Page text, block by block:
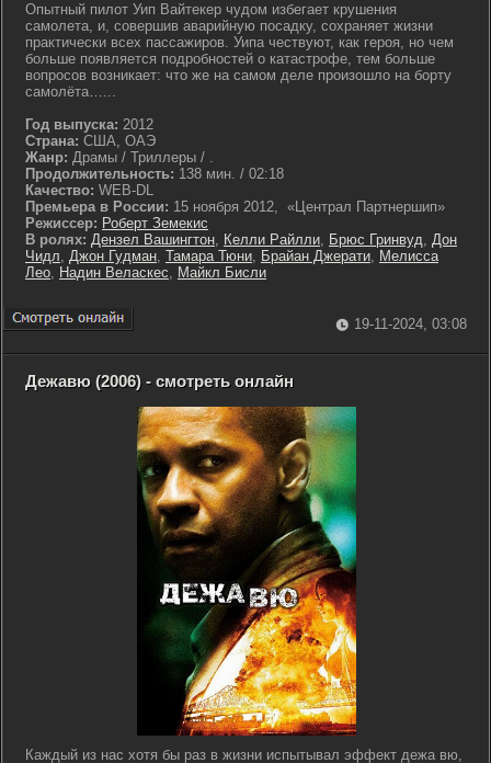
Опытный пилот Уип Вайтекер чудом избегает крушения
самолета, и, совершив аварийную посадку, сохраняет жизни
практически всех пассажиров. Уипа чествуют, как героя, но чем
больше появляется подробностей о катастрофе, тем больше
вопросов возникает: что же на самом деле произошло на борту
самолёта…...
Год выпуска: 2012
Страна: США, ОАЭ
Жанр: Драмы / Триллеры / .
Продолжительность: 138 мин. / 02:18
Качество: WEB-DL
Премьера в России: 15 ноября 2012, «Централ Партнершип»
Режиссер: Роберт Земекис
В ролях: Дензел Вашингтон, Келли Райлли, Брюс Гринвуд, Дон
Чидл, Джон Гудман, Тамара Тюни, Брайан Джерати, Мелисса
Лео, Надин Веласкес, Майкл Бисли
19-11-2024, 03:08
Дежавю (2006) - смотреть онлайн
Каждый из нас хотя бы раз в жизни испытывал эффект дежа вю,